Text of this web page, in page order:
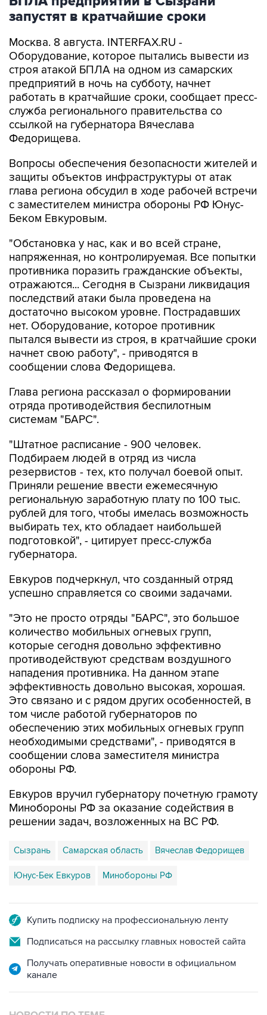
Москва. 8 августа. INTERFAX.RU -
строя атакой БПЛА на одном из самарских
предприятий в ночь на субботу, начнет
работать в кратчайшие сроки, сообщает пресс-
служба регионального правительства со
ссылкой на губернатора Вячеслава
Федорищева.
Вопросы обеспечения безопасности жителей и
глава региона обсудил в ходе рабочей встречи
с заместителем министра обороны РФ Юнус-
Беком Евкуровым.
"Обстановка у нас, как и во всей стране,
противника поразить гражданские объекты,
отражаются... Сегодня в Сызрани ликвидация
последствий атаки была проведена на
достаточно высоком уровне. Пострадавших
нет. Оборудование, которое противник
пытался вывести из строя, в кратчайшие сроки
начнет свою работу", - приводятся в
сообщении слова Федорищева.
Глава региона рассказал о формировании
системам "БАРС".
"Штатное расписание - 900 человек.
резервистов - тех, кто получал боевой опыт.
Приняли решение ввести ежемесячную
региональную заработную плату по 100 тыс.
рублей для того, чтобы имелась возможность
выбирать тех, кто обладает наибольшей
подготовкой", - цитирует пресс-служба
губернатора.
Евкуров подчеркнул, что созданный отряд
"Это не просто отряды "БАРС", это большое
которые сегодня довольно эффективно
противодействуют средствам воздушного
нападения противника. На данном этапе
эффективность довольно высокая, хорошая.
Это связано и с рядом других особенностей, в
том числе работой губернаторов по
обеспечению этих мобильных огневых групп
необходимыми средствами", - приводятся в
сообщении слова заместителя министра
обороны РФ.
Евкуров вручил губернатору почетную грамоту
решении задач, возложенных на ВС РФ.
Сызрань Самарская область Вячеслав Федорищев
Юнус-Бек Евкуров Минобороны РФ
Подписаться на рассылку главных новостей сайта
Получать оперативные новости в официальном
НОВОСТИ ПО ТЕМЕ